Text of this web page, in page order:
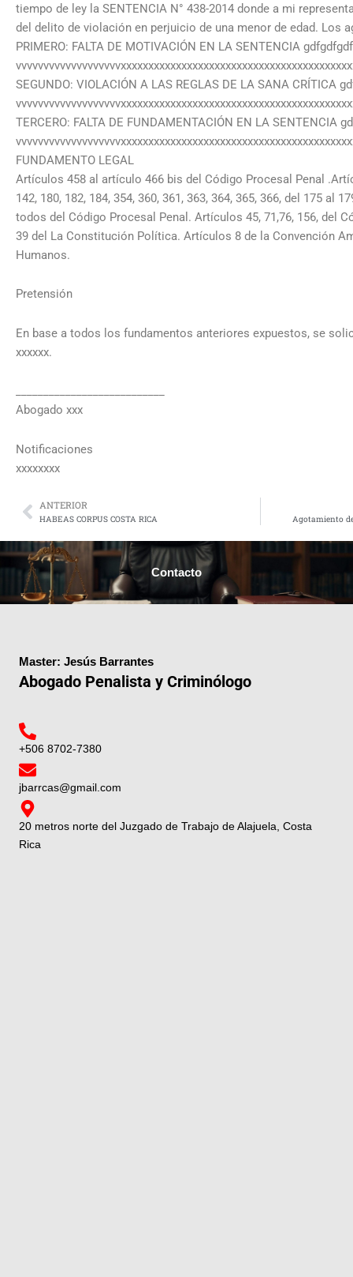
tiempo de ley la SENTENCIA N° 438-2014 donde a mi
del delito de violación en perjuicio de una menor de edad. Los
PRIMERO: FALTA DE MOTIVACIÓN EN LA SENTENCIA
SEGUNDO: VIOLACIÓN A LAS REGLAS DE LA SANA CRÍTICA
TERCERO: FALTA DE FUNDAMENTACIÓN EN LA SENTENCIA
FUNDAMENTO LEGAL
Artículos 458 al artículo 466 bis del Código Procesal Penal
142, 180, 182, 184, 354, 360, 361, 363, 364, 365, 366, del 175 al
todos del Código Procesal Penal. Artículos 45, 71,76, 156, del
39 del La Constitución Política. Artículos 8 de la Convención
Humanos.
Pretensión
En base a todos los fundamentos anteriores expuestos, se
xxxxxx.
Abogado xxx
Notificaciones
xxxxxxxx
Prev
ANTERIOR
HABEAS CORPUS COSTA RICA Agotamiento
Contacto
Master: Jesús Barrantes
Abogado Penalista y Criminólogo
+506 8702-7380
jbarrcas@gmail.com
20 metros norte del Juzgado de Trabajo de Alajuela, Costa
Rica